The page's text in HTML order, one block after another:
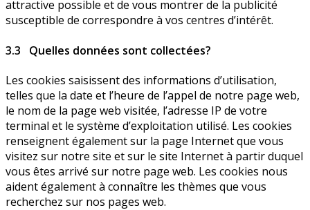
attractive possible et de vous montrer de la publicité
susceptible de correspondre à vos centres d’intérêt.
3.3 Quelles données sont collectées?
Les cookies saisissent des informations d’utilisation,
telles que la date et l’heure de l’appel de notre page web,
le nom de la page web visitée, l’adresse IP de votre
terminal et le système d’exploitation utilisé. Les cookies
renseignent également sur la page Internet que vous
visitez sur notre site et sur le site Internet à partir duquel
vous êtes arrivé sur notre page web. Les cookies nous
aident également à connaître les thèmes que vous
recherchez sur nos pages web.